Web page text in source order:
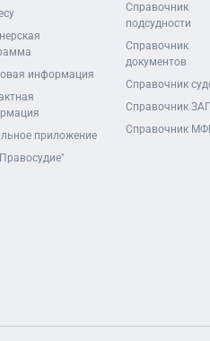
информация
приложение
Справочник
подсудности
Справочник
документов
Справочник
Справочник
Справочник